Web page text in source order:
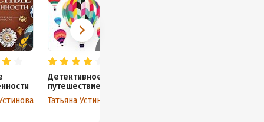
Детективное
путешествие
Татьяна Устинова